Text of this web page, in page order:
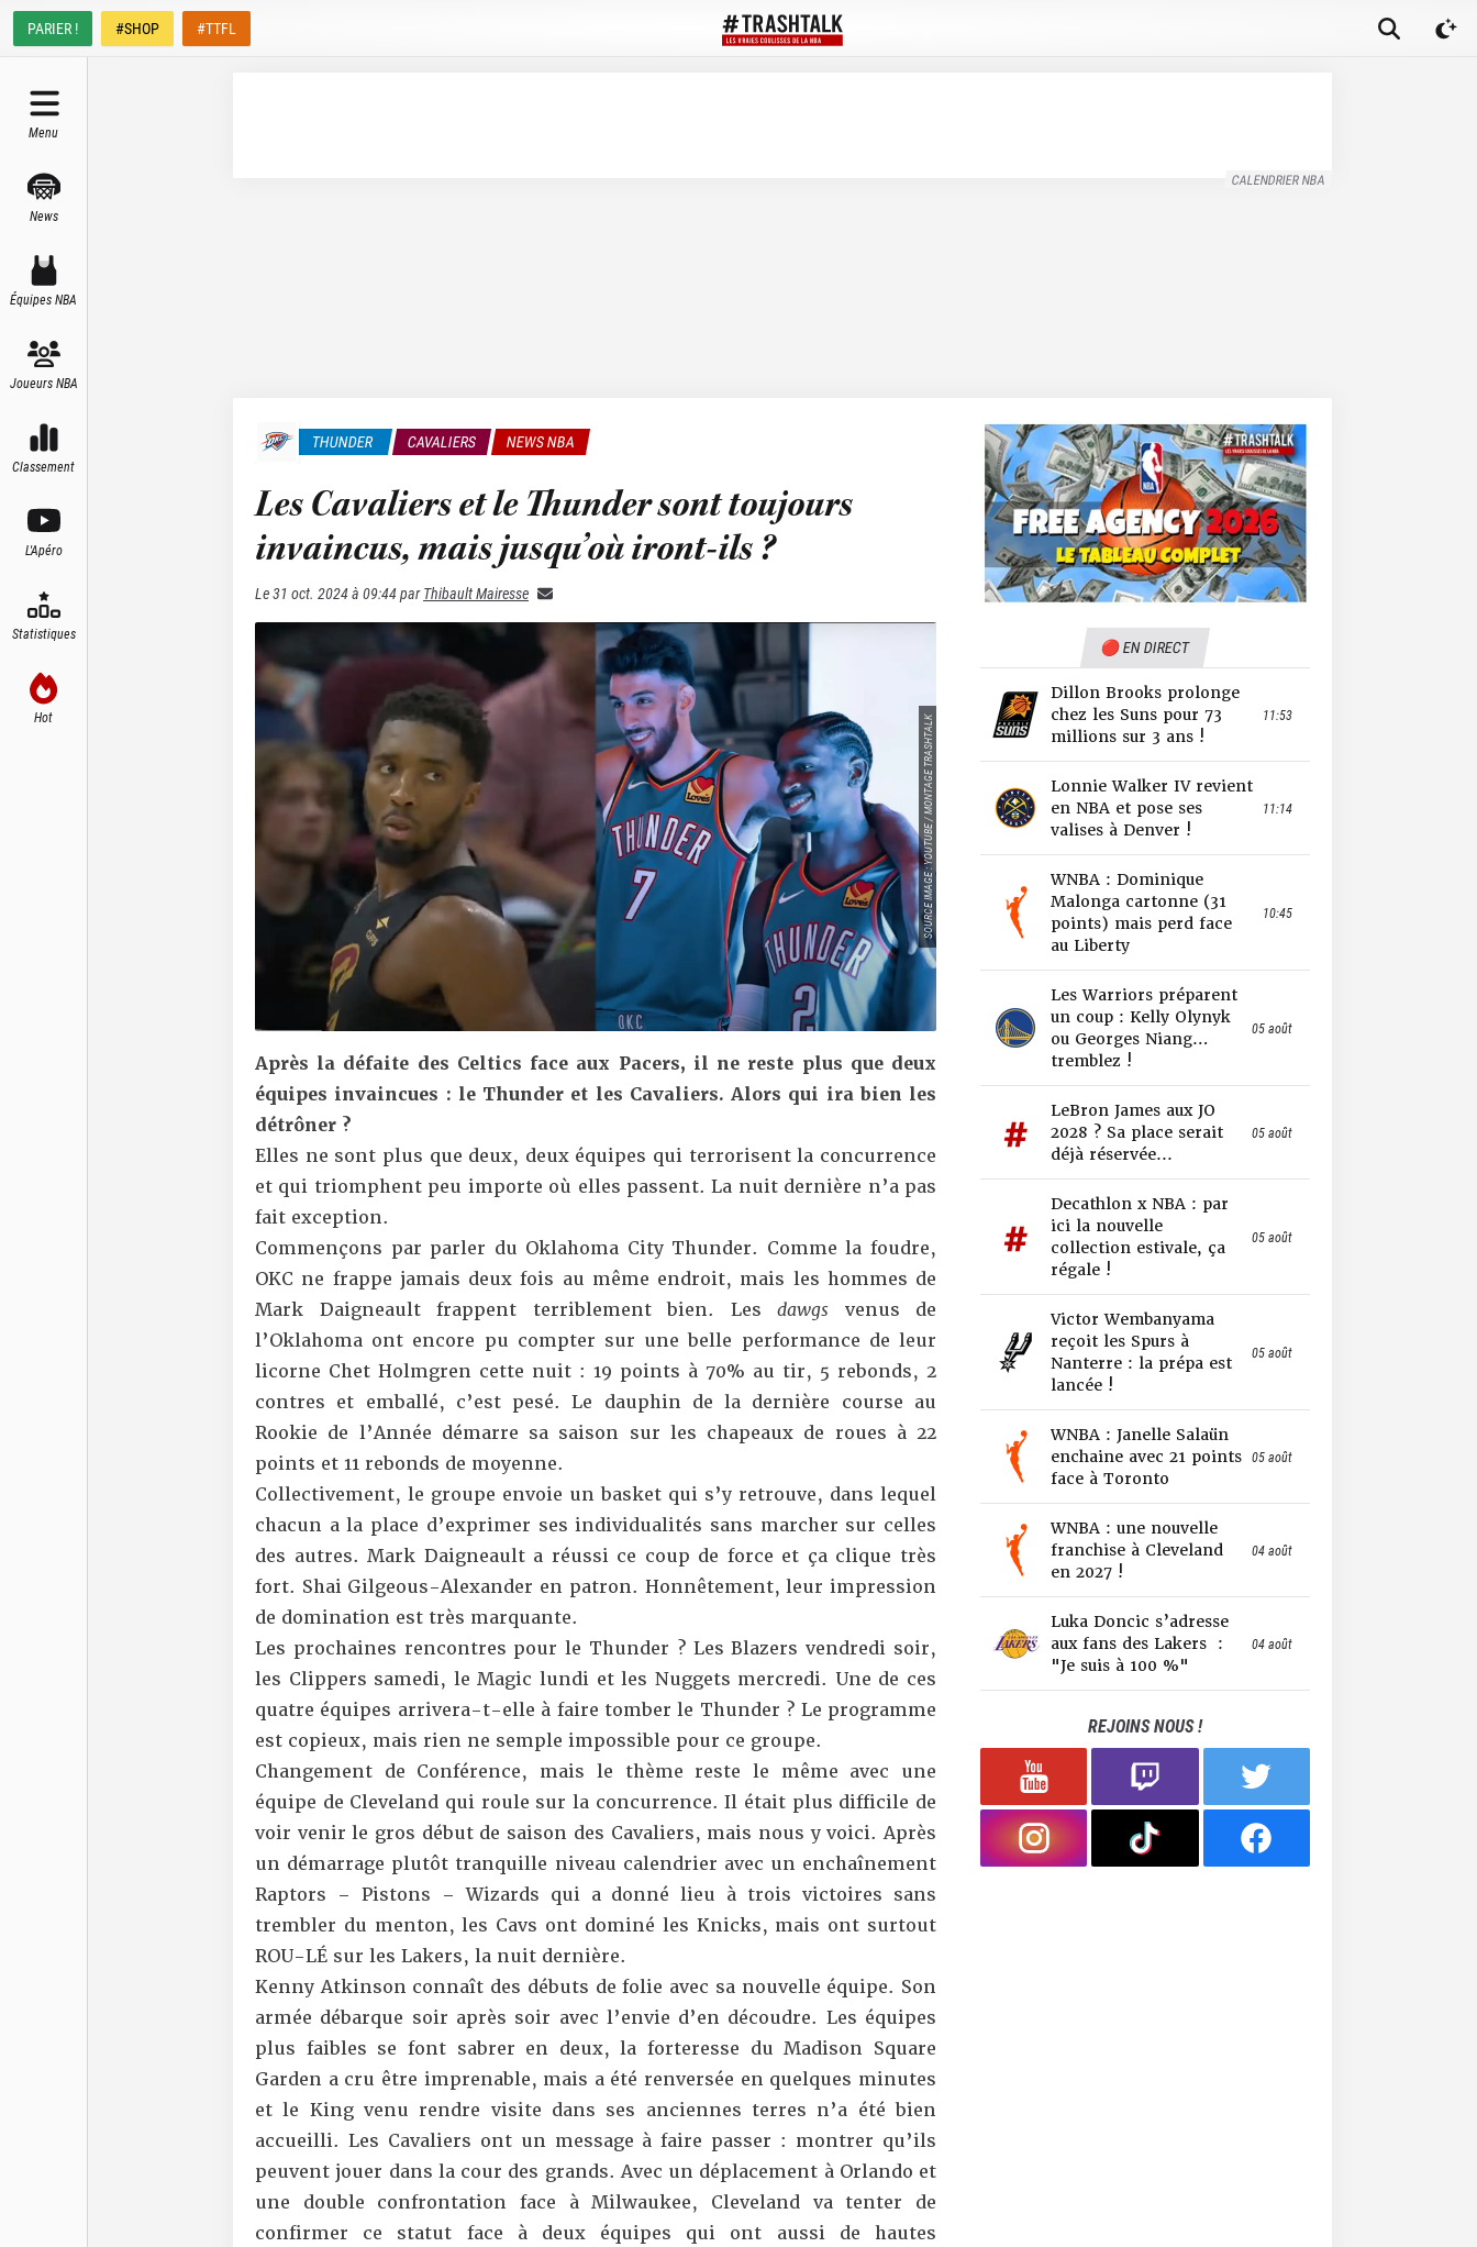
PARIER ! #SHOP #TTFL
Menu
News
Équipes NBA
Joueurs NBA
Classement
L'Apéro
Statistiques
Hot
CALENDRIER NBA
THUNDER CAVALIERS NEWS NBA
Les Cavaliers et le Thunder sont toujours
invaincus, mais jusqu’où iront-ils ?
Le31 oct. 2024 à 09:44par Thibault Mairesse
SOURCE IMAGE : YOUTUBE / MONTAGE TRASHTALK
Après la défaite des Celtics face aux Pacers, il ne reste plus que deux
équipes invaincues : le Thunder et les Cavaliers. Alors qui ira bien les
détrôner ?
Elles ne sont plus que deux, deux équipes qui terrorisent la concurrence
et qui triomphent peu importe où elles passent. La nuit dernière n’a pas
fait exception.
Commençons par parler du Oklahoma City Thunder. Comme la foudre,
OKC ne frappe jamais deux fois au même endroit, mais les hommes de
Mark Daigneault frappent terriblement bien. Les dawgs venus de
l’Oklahoma ont encore pu compter sur une belle performance de leur
licorne Chet Holmgren cette nuit : 19 points à 70% au tir, 5 rebonds, 2
contres et emballé, c’est pesé. Le dauphin de la dernière course au
Rookie de l’Année démarre sa saison sur les chapeaux de roues à 22
points et 11 rebonds de moyenne.
Collectivement, le groupe envoie un basket qui s’y retrouve, dans lequel
chacun a la place d’exprimer ses individualités sans marcher sur celles
des autres. Mark Daigneault a réussi ce coup de force et ça clique très
fort. Shai Gilgeous-Alexander en patron. Honnêtement, leur impression
de domination est très marquante.
Les prochaines rencontres pour le Thunder ? Les Blazers vendredi soir,
les Clippers samedi, le Magic lundi et les Nuggets mercredi. Une de ces
quatre équipes arrivera-t-elle à faire tomber le Thunder ? Le programme
est copieux, mais rien ne semple impossible pour ce groupe.
Changement de Conférence, mais le thème reste le même avec une
équipe de Cleveland qui roule sur la concurrence. Il était plus difficile de
voir venir le gros début de saison des Cavaliers, mais nous y voici. Après
un démarrage plutôt tranquille niveau calendrier avec un enchaînement
Raptors – Pistons – Wizards qui a donné lieu à trois victoires sans
trembler du menton, les Cavs ont dominé les Knicks, mais ont surtout
ROU-LÉ sur les Lakers, la nuit dernière.
Kenny Atkinson connaît des débuts de folie avec sa nouvelle équipe. Son
armée débarque soir après soir avec l’envie d’en découdre. Les équipes
plus faibles se font sabrer en deux, la forteresse du Madison Square
Garden a cru être imprenable, mais a été renversée en quelques minutes
et le King venu rendre visite dans ses anciennes terres n’a été bien
accueilli. Les Cavaliers ont un message à faire passer : montrer qu’ils
peuvent jouer dans la cour des grands. Avec un déplacement à Orlando et
une double confrontation face à Milwaukee, Cleveland va tenter de
confirmer ce statut face à deux équipes qui ont aussi de hautes
🔴 EN DIRECT
Dillon Brooks prolonge
chez les Suns pour 73
millions sur 3 ans !
11:53
Lonnie Walker IV revient
en NBA et pose ses
valises à Denver !
11:14
WNBA : Dominique
Malonga cartonne (31
points) mais perd face
au Liberty
10:45
Les Warriors préparent
un coup : Kelly Olynyk
ou Georges Niang…
tremblez !
05 août
LeBron James aux JO
2028 ? Sa place serait
déjà réservée...
05 août
Decathlon x NBA : par
ici la nouvelle
collection estivale, ça
régale !
05 août
Victor Wembanyama
reçoit les Spurs à
Nanterre : la prépa est
lancée !
05 août
WNBA : Janelle Salaün
enchaine avec 21 points
face à Toronto
05 août
WNBA : une nouvelle
franchise à Cleveland
en 2027 !
04 août
Luka Doncic s’adresse
aux fans des Lakers :
"Je suis à 100 %"
04 août
REJOINS NOUS !